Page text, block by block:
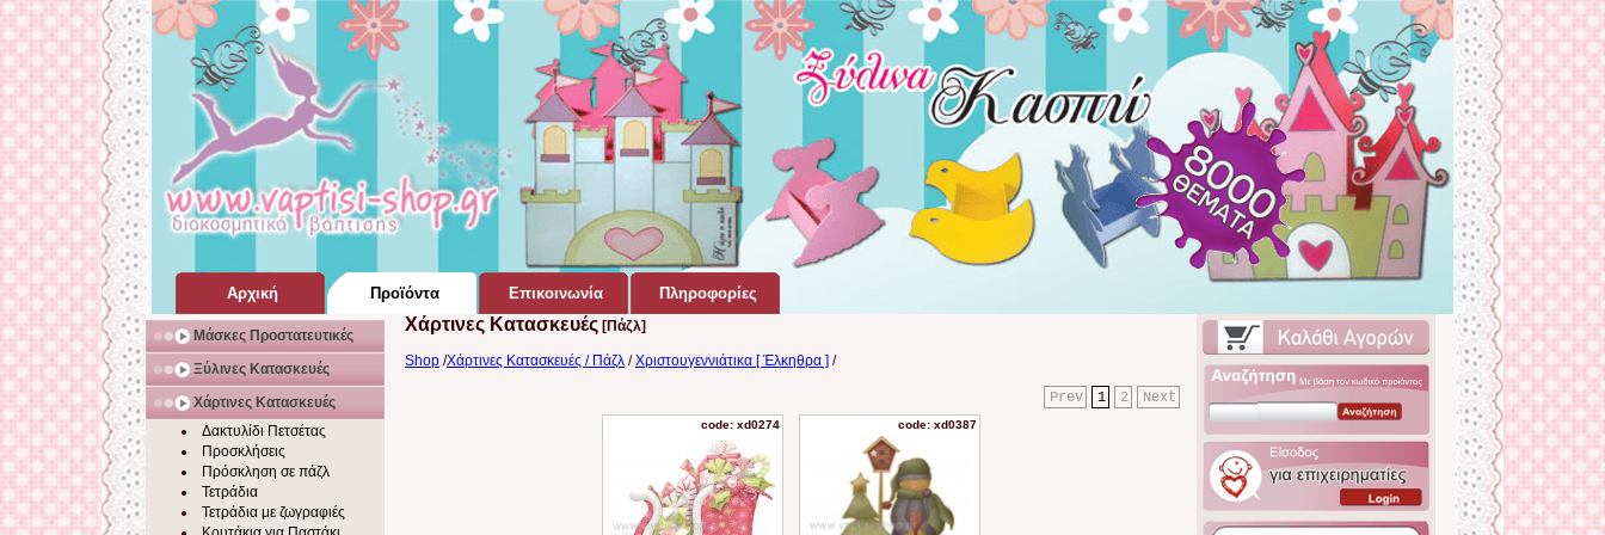
Αρχική
Σελίδα Home Page
Προϊόντα
για Βάπτιση
Επικοινωνία Πληροφορίες
Μάσκες Προστατευτικές
Ξύλινες Κατασκευές
Χάρτινες Κατασκευές
Δακτυλίδι Πετσέτας
Προσκλήσεις
Πρόσκληση σε πάζλ
Τετράδια
Τετράδια με ζωγραφιές
Χάρτινες Κατασκευές [Πάζλ]
Shop /Χάρτινες Κατασκευές / Πάζλ /Χριστουγεννιάτικα [ Έλκηθρα ] /
Next
2
1
Prev
code: xd0274 code: xd0387